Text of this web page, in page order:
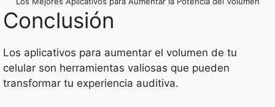
Conclusión
Los aplicativos para aumentar el volumen de tu
celular son herramientas valiosas que pueden
transformar tu experiencia auditiva.